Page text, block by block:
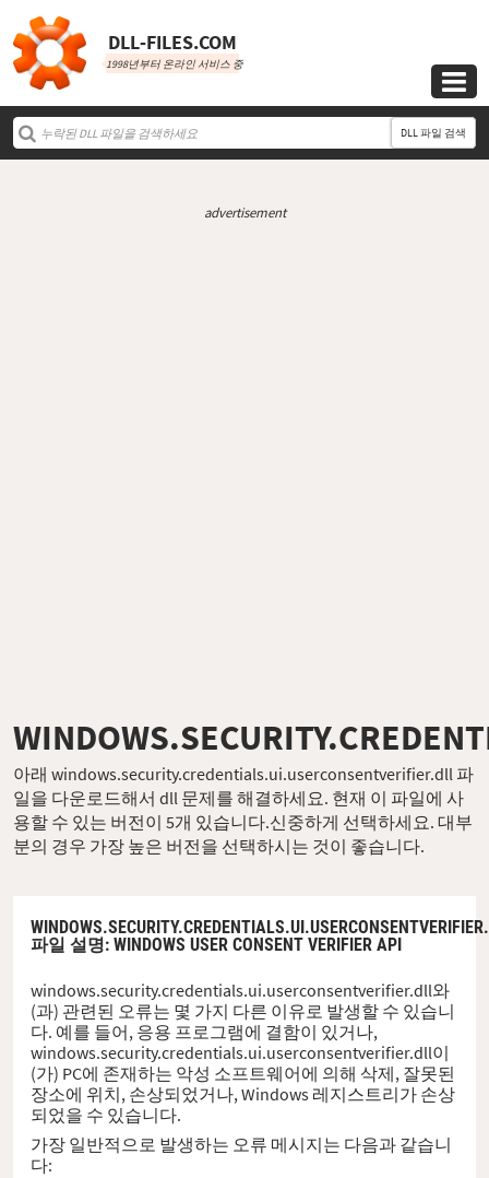
DLL‑FILES.COM
1998년부터 온라인 서비스 중

DLL 파일 검색
advertisement
아래 windows.security.credentials.ui.userconsentverifier.dll 파
일을 다운로드해서 dll 문제를 해결하세요. 현재 이 파일에 사
용할 수 있는 버전이 5개 있습니다.신중하게 선택하세요. 대부
분의 경우 가장 높은 버전을 선택하시는 것이 좋습니다.
파일 설명: WINDOWS USER CONSENT VERIFIER API
windows.security.credentials.ui.userconsentverifier.dll와
(과) 관련된 오류는 몇 가지 다른 이유로 발생할 수 있습니
다. 예를 들어, 응용 프로그램에 결함이 있거나,
windows.security.credentials.ui.userconsentverifier.dll이
(가) PC에 존재하는 악성 소프트웨어에 의해 삭제, 잘못된
장소에 위치, 손상되었거나, Windows 레지스트리가 손상
되었을 수 있습니다.
가장 일반적으로 발생하는 오류 메시지는 다음과 같습니
다: